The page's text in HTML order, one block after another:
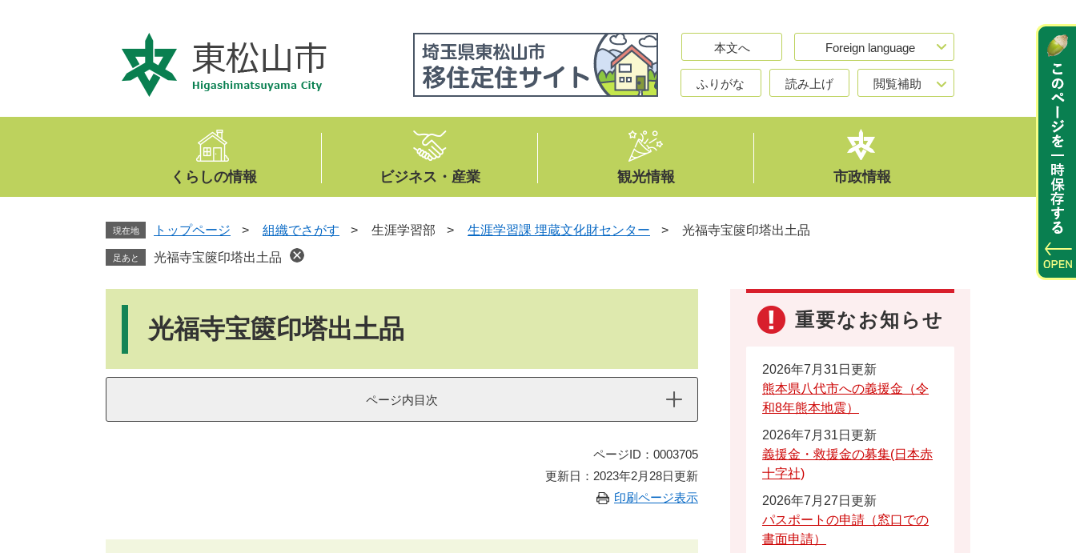
文
本文へ Foreign language
ふりがな 読み上げ 閲覧補助
くらしの情報 ビジネス・産業 観光情報 市政情報
現在地 トップページ > 組織でさがす > 生涯学習部 > 生涯学習課 埋蔵文化財センター > 光福寺宝篋印塔出土品
足あと 光福寺宝篋印塔出土品
光福寺宝篋印塔出土品
ページ内目次
ページID：0003705
更新日：2023年2月28日更新
印刷ページ表示
重要なお知らせ
2026年7月31日更新
熊本県八代市への義援金（令
和8年熊本地震）
2026年7月31日更新
義援金・救援金の募集(日本赤
十字社)
2026年7月27日更新
パスポートの申請（窓口での
書面申請）